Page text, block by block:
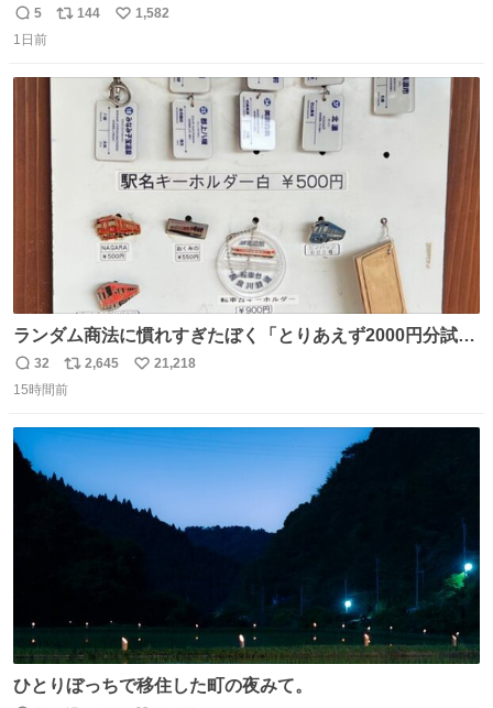
（日向坂46）はマリサポだったのですね。 カメラ目線でに
っこりしていただいたので撮影したものの、全然誰だか知
返
信
5
リ
144
い
数
1,582
1日前
ランダム商法に慣れすぎたぼく「とりあえず2000円分試し
てみるか…」 駅員さん「どれが欲しいの？」 ぼく「えっ
良いんですか？」 駅員さん「何が…？？」 やっぱランダム
わ！！！！！！！！！！！！！！！！！！！！
返
信
32
リ
ポ
ト
2,645
い
数
21,218
15時間前
ひとりぼっちで移住した町の夜みて。